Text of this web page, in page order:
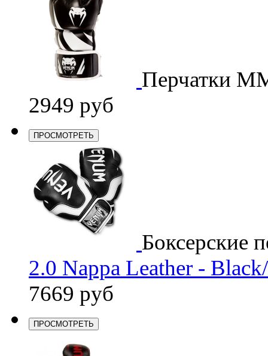
Перчатки
2949 руб
ПРОСМОТРЕТЬ
Боксерские
2.0 Nappa Leather -
7669 руб
ПРОСМОТРЕТЬ